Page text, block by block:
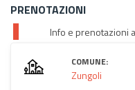
PRENOTAZIONI
Info e prenotazioni
COMUNE:
Zungoli